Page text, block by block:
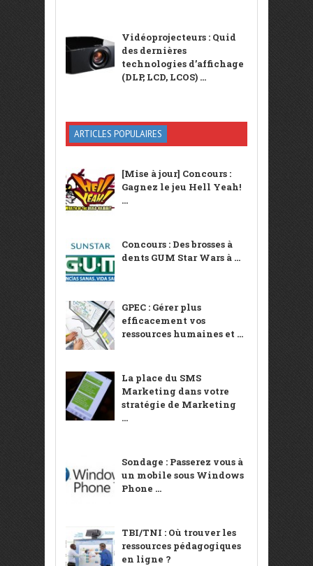
Vidéoprojecteurs : Quid
des dernières
technologies d’affichage
(DLP, LCD, LCOS) ...
ARTICLES POPULAIRES
[Mise à jour] Concours :
Gagnez le jeu Hell Yeah!
...
Concours : Des brosses à
dents GUM Star Wars à ...
GPEC : Gérer plus
efficacement vos
ressources humaines et ...
La place du SMS
Marketing dans votre
stratégie de Marketing
...
Sondage : Passerez vous à
un mobile sous Windows
Phone ...
TBI/TNI : Où trouver les
ressources pédagogiques
en ligne ?